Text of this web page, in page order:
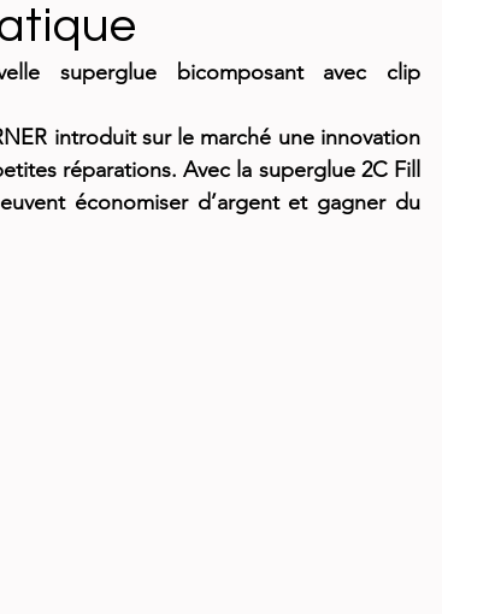
superglue bicomposant avec clip
introduit sur le marché une innovation
réparations. Avec la superglue 2C Fill
économiser d’argent et gagner du